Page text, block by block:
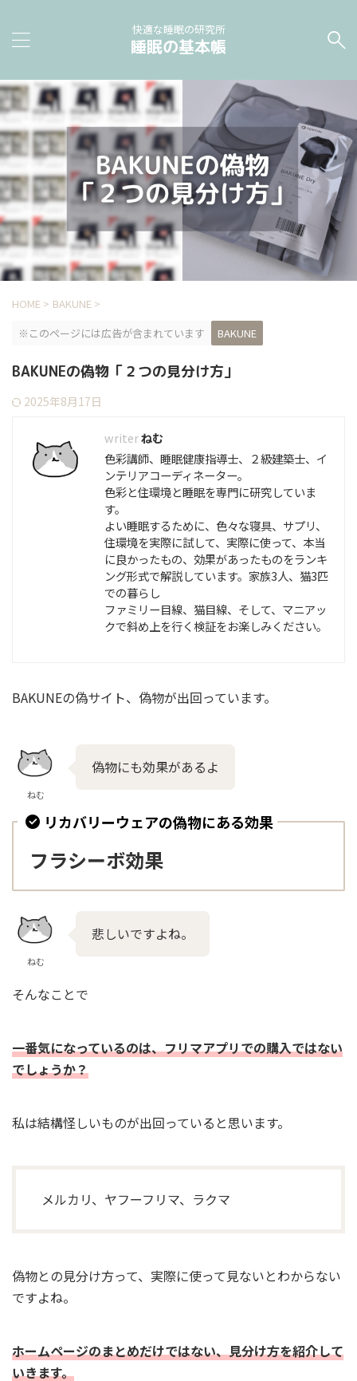
快適な睡眠の研究所
睡眠の基本帳
HOME > BAKUNE >
※このページには広告が含まれています
BAKUNE
BAKUNEの偽物「２つの見分け方」
2025年8月17日
ねむ
色彩講師、睡眠健康指導士、２級建築士、イ
ンテリアコーディネーター。
色彩と住環境と睡眠を専門に研究していま
す。
よい睡眠するために、色々な寝具、サプリ、
住環境を実際に試して、実際に使って、本当
に良かったもの、効果があったものをランキ
ング形式で解説しています。家族3人、猫3匹
での暮らし
ファミリー目線、猫目線、そして、マニアッ
クで斜め上を行く検証をお楽しみください。
BAKUNEの偽サイト、偽物が出回っています。
ねむ
偽物にも効果があるよ
リカバリーウェアの偽物にある効果
フラシーボ効果
ねむ
悲しいですよね。
そんなことで
一番気になっているのは、フリマアプリでの購入ではない
でしょうか？
私は結構怪しいものが出回っていると思います。
メルカリ、ヤフーフリマ、ラクマ
偽物との見分け方って、実際に使って見ないとわからない
ですよね。
ホームページのまとめだけではない、見分け方を紹介して
いきます。